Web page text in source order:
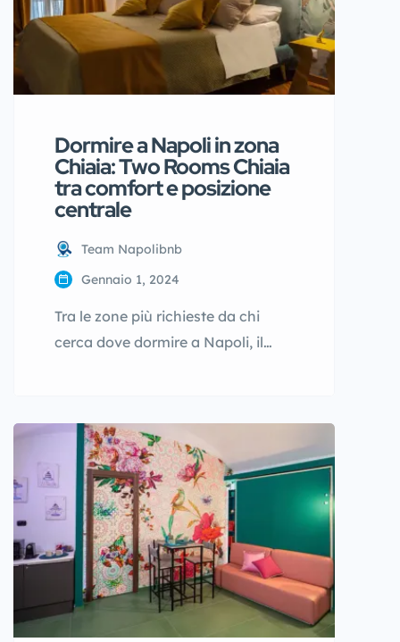
a breve distanza dal lungomare e
dalle […]
Dormire a Napoli in zona
Chiaia: Two Rooms Chiaia
tra comfort e posizione
centrale
Team Napolibnb
Gennaio 1, 2024
Tra le zone più richieste da chi
cerca dove dormire a Napoli, il
qui si trova Two Rooms Chiaia,
una soluzione abitativa pensata
per chi desidera comfort,
centralità e facilità negli
spostamenti. La struttura si
inserisce in un contesto elegante e
vivace, a breve distanza dal […]